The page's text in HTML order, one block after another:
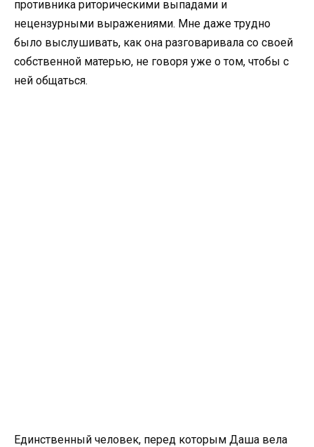
противника риторическими выпадами и
нецензурными выражениями. Мне даже трудно
было выслушивать, как она разговаривала со своей
собственной матерью, не говоря уже о том, чтобы с
ней общаться.
Единственный человек, перед которым Даша вела